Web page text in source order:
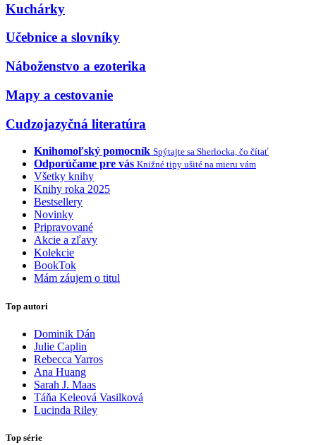
Kuchárky
Učebnice a slovníky
Náboženstvo a ezoterika
Mapy a cestovanie
Cudzojazyčná literatúra
Knihomoľský pomocník Spýtajte sa Sherlocka, čo čítať
Odporúčame pre vás Knižné tipy ušité na mieru vám
Všetky knihy
Knihy roka 2025
Bestsellery
Novinky
Pripravované
Akcie a zľavy
Kolekcie
BookTok
Mám záujem o titul
Top autori
Dominik Dán
Julie Caplin
Rebecca Yarros
Ana Huang
Sarah J. Maas
Táňa Keleová Vasilková
Lucinda Riley
Top série